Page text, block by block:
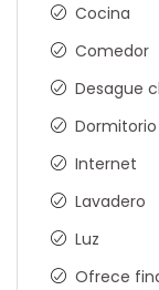
Cocina
Comedor
Desague
Internet
Lavadero
Luz
Ofrece